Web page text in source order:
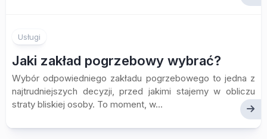
Usługi
Jaki zakład pogrzebowy wybrać?
Wybór odpowiedniego zakładu pogrzebowego to jedna z
najtrudniejszych decyzji, przed jakimi stajemy w obliczu
straty bliskiej osoby. To moment, w...